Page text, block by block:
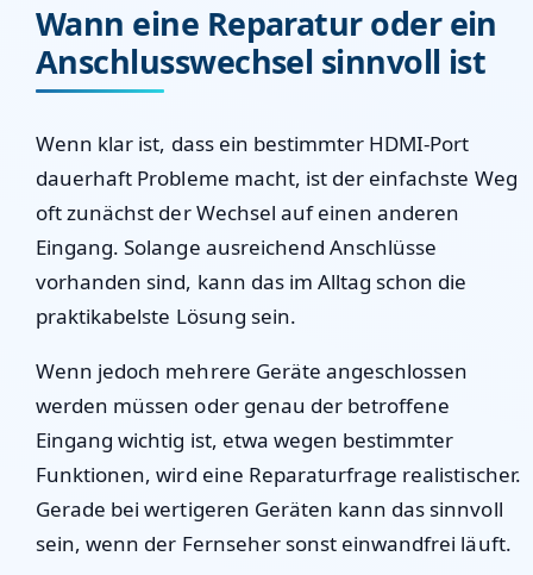
Wann eine Reparatur oder ein
Anschlusswechsel sinnvoll ist
Wenn klar ist, dass ein bestimmter HDMI-Port
dauerhaft Probleme macht, ist der einfachste Weg
oft zunächst der Wechsel auf einen anderen
Eingang. Solange ausreichend Anschlüsse
vorhanden sind, kann das im Alltag schon die
praktikabelste Lösung sein.
Wenn jedoch mehrere Geräte angeschlossen
werden müssen oder genau der betroffene
Eingang wichtig ist, etwa wegen bestimmter
Funktionen, wird eine Reparaturfrage realistischer.
Gerade bei wertigeren Geräten kann das sinnvoll
sein, wenn der Fernseher sonst einwandfrei läuft.